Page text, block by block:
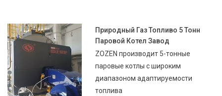
Природный Газ Топливо 5 Тонн
Паровой Котел Завод
ZOZEN производит 5-тонные
паровые котлы с широким
диапазоном адаптируемости
топлива